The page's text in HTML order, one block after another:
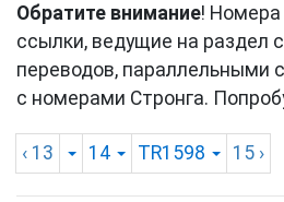
Обратите внимание! Номера
ссылки, ведущие на раздел
переводов, параллельными
с номерами Стронга.
‹ 13 14 TR1598 15 ›